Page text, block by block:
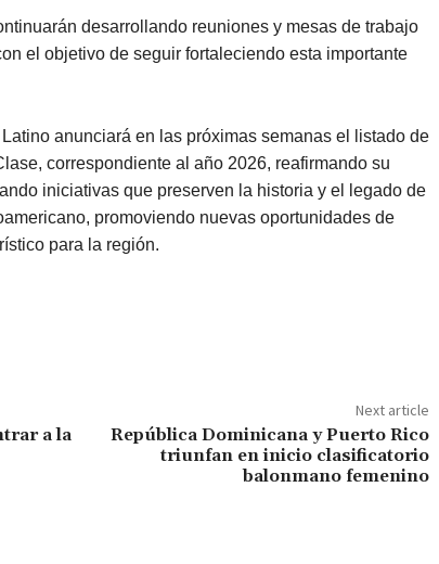
desarrollando reuniones y mesas de trabajo
el objetivo de seguir fortaleciendo esta importante
anunciará en las próximas semanas el listado de
correspondiente al año 2026, reafirmando su
iniciativas que preserven la historia y el legado de
promoviendo nuevas oportunidades de
para la región.
a la
Next article
República Dominicana y Puerto Rico
triunfan en inicio clasificatorio
balonmano femenino